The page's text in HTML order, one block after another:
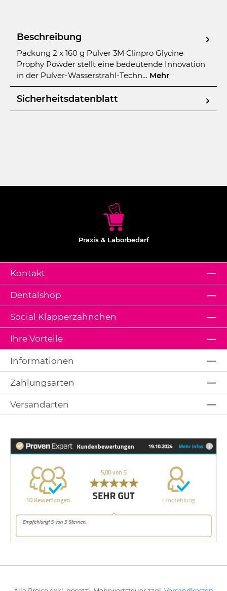
Beschreibung
Packung 2 x 160 g Pulver 3M Clinpro Glycine
Prophy Powder stellt eine bedeutende Innovation
in der Pulver-Wasserstrahl-Techn… Mehr
Sicherheitsdatenblatt
Praxis & Laborbedarf
Kontakt
Dentalshop
Ihre Vorteile
Social Klapperzähnchen
Informationen
Zahlungsarten
Versandarten